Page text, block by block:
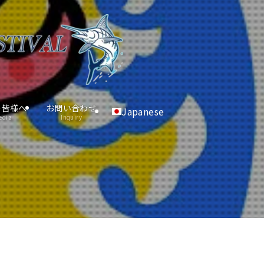
様へ お問い合わせ
Inquiry Japanese